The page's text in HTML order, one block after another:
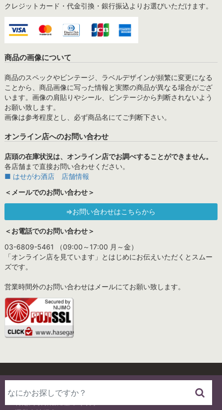
クレジットカード・代金引換・銀行振込よりお選びいただけます。
商品の画像について
商品のスペックやビンテージ、ラベルデザインが頻繁に変更になる
ことから、商品画像に写った情報と実際の商品が異なる場合がござ
います。画像の肩貼りやシール、ビンテージから判断されないよう
お願い致します。
画像は参考程度とし、必ず商品名にてご判断下さい。
オンライン店へのお問い合わせ
店頭の在庫状況は、オンライン店でお調べすることができません。
各店舗まで直接お問い合わせください。
■ はせがわ酒店 店舗情報
＜メールでのお問い合わせ＞
⇒お問い合わせはこちらから
＜お電話でのお問い合わせ＞
03-6809-5461 （09:00～17:00 月～金）
「オンライン店を見ています」とはじめにお伝えいただくとスムー
ズです。
営業時間外のお問い合わせはメールにてお願い致します。
プライバシーポリシー